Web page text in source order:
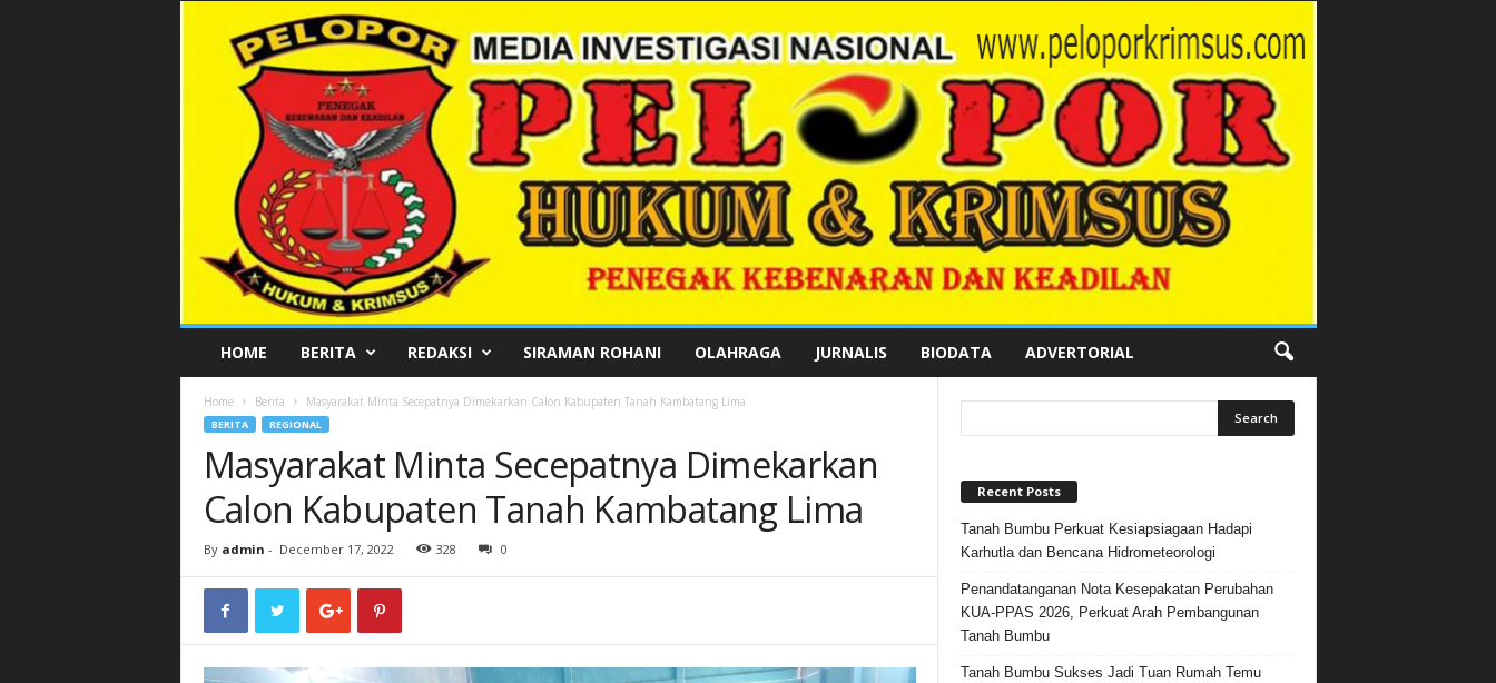
L
HOME BERITA REDAKSI SIRAMAN ROHANI OLAHRAGA JURNALIS BIODATA ADVERTORIAL
Home Berita Masyarakat Minta Secepatnya Dimekarkan Calon Kabupaten Tanah Kambatang Lima
BERITA REGIONAL
Masyarakat Minta Secepatnya Dimekarkan
Calon Kabupaten Tanah Kambatang Lima
By admin - December 17, 2022 328 0
Recent Posts
Tanah Bumbu Perkuat Kesiapsiagaan Hadapi
Karhutla dan Bencana Hidrometeorologi
Penandatanganan Nota Kesepakatan Perubahan
KUA-PPAS 2026, Perkuat Arah Pembangunan
Tanah Bumbu
Tanah Bumbu Sukses Jadi Tuan Rumah Temu